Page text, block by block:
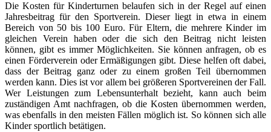
Die Kosten für Kinderturnen belaufen sich in der Regel auf einen
Jahresbeitrag für den Sportverein. Dieser liegt in etwa in einem
Bereich von 50 bis 100 Euro. Für Eltern, die mehrere Kinder im
gleichen Verein haben oder die sich den Beitrag nicht leisten
können, gibt es immer Möglichkeiten. Sie können anfragen, ob es
einen Förderverein oder Ermäßigungen gibt. Diese helfen oft dabei,
dass der Beitrag ganz oder zu einem großen Teil übernommen
werden kann. Dies ist vor allem bei größeren Sportvereinen der Fall.
Wer Leistungen zum Lebensunterhalt bezieht, kann auch beim
zuständigen Amt nachfragen, ob die Kosten übernommen werden,
was ebenfalls in den meisten Fällen möglich ist. So können sich alle
Kinder sportlich betätigen.